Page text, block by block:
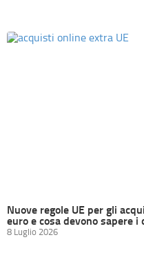
Nuove regole UE per gli
euro e cosa devono sapere i
8 Luglio 2026